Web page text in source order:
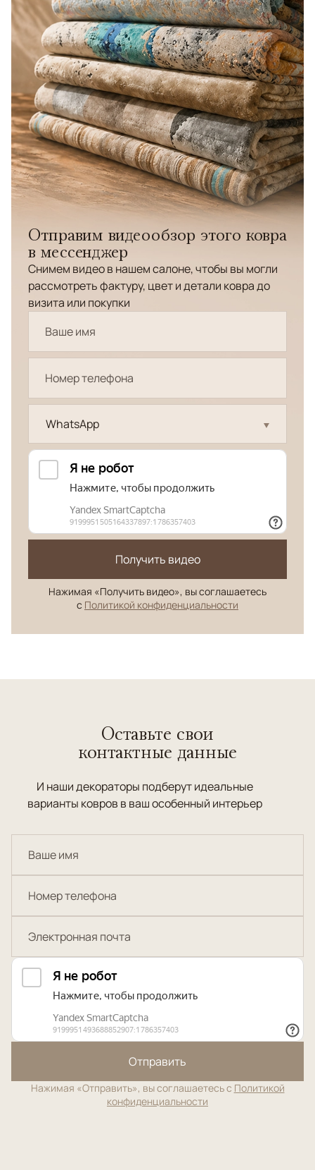
Отправим видеообзор этого ковра
в мессенджер
Снимем видео в нашем салоне, чтобы вы могли
рассмотреть фактуру, цвет и детали ковра до
визита или покупки
WhatsApp
Получить видео
Нажимая «Получить видео», вы соглашаетесь
с Политикой конфиденциальности
Оставьте свои
контактные данные
И наши декораторы подберут идеальные
варианты ковров в ваш особенный интерьер
Отправить
Нажимая «Отправить», вы соглашаетесь с Политикой
конфиденциальности